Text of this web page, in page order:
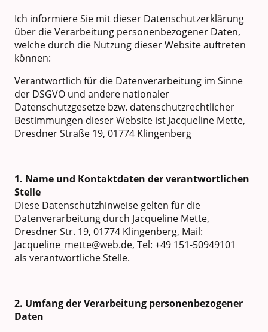
Ich informiere Sie mit dieser Datenschutzerklärung
über die Verarbeitung personenbezogener Daten,
welche durch die Nutzung dieser Website auftreten
können:
Verantwortlich für die Datenverarbeitung im Sinne
der DSGVO und andere nationaler
Datenschutzgesetze bzw. datenschutzrechtlicher
Bestimmungen dieser Website ist Jacqueline Mette,
Dresdner Straße 19, 01774 Klingenberg
1. Name und Kontaktdaten der verantwortlichen
Stelle
Diese Datenschutzhinweise gelten für die
Datenverarbeitung durch Jacqueline Mette,
Dresdner Str. 19, 01774 Klingenberg, Mail:
Jacqueline_mette@web.de, Tel: +49 151-50949101
als verantwortliche Stelle.
2. Umfang der Verarbeitung personenbezogener
Daten